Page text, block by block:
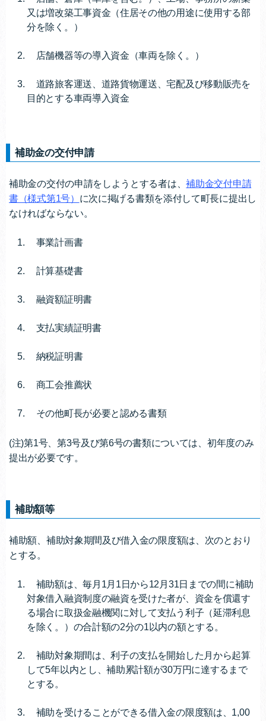
又は増改築工事資金（住居その他の用途に使用する部
分を除く。）
店舗機器等の導入資金（車両を除く。）
道路旅客運送、道路貨物運送、宅配及び移動販売を
目的とする車両導入資金
補助金の交付申請
補助金の交付の申請をしようとする者は、補助金交付申請
書（様式第1号） に次に掲げる書類を添付して町長に提出し
なければならない。
事業計画書
計算基礎書
融資額証明書
支払実績証明書
納税証明書
商工会推薦状
その他町長が必要と認める書類
(注)第1号、第3号及び第6号の書類については、初年度のみ
提出が必要です。
補助額等
補助額、補助対象期間及び借入金の限度額は、次のとおり
とする。
補助額は、毎月1月1日から12月31日までの間に補助
対象借入融資制度の融資を受けた者が、資金を償還す
る場合に取扱金融機関に対して支払う利子（延滞利息
を除く。）の合計額の2分の1以内の額とする。
補助対象期間は、利子の支払を開始した月から起算
して5年以内とし、補助累計額が30万円に達するまで
とする。
補助を受けることができる借入金の限度額は、1,00